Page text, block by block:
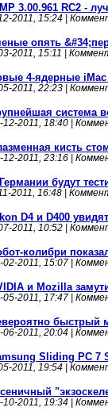
3.00.961 RC2 -
2011, 15:24 |
опять
2011, 15:11 |
4-ядерные
2011, 22:23 |
система
12-2011, 18:40 |
кисть
12-2011, 23:16 |
будут
2011, 16:48 |
D4 и D400
2011, 10:52 |
колибри
02-2011, 15:07 |
и Mozilla
05-2011, 17:47 |
быстрый
06-2011, 20:04 |
Sliding PC 7
2011, 19:54 |
10-2011, 19:34 |